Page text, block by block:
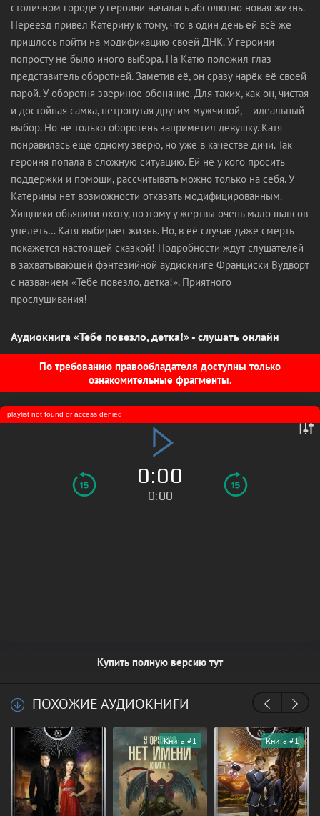
столичном городе у героини началась абсолютно новая жизнь.
Переезд привел Катерину к тому, что в один день ей всё же
пришлось пойти на модификацию своей ДНК. У героини
попросту не было иного выбора. На Катю положил глаз
представитель оборотней. Заметив её, он сразу нарёк её своей
парой. У оборотня звериное обоняние. Для таких, как он, чистая
и достойная самка, нетронутая другим мужчиной, – идеальный
выбор. Но не только оборотень заприметил девушку. Катя
понравилась еще одному зверю, но уже в качестве дичи. Так
героиня попала в сложную ситуацию. Ей не у кого просить
поддержки и помощи, рассчитывать можно только на себя. У
Катерины нет возможности отказать модифицированным.
Хищники объявили охоту, поэтому у жертвы очень мало шансов
уцелеть… Катя выбирает жизнь. Но, в её случае даже смерть
покажется настоящей сказкой! Подробности ждут слушателей
в захватывающей фэнтезийной аудиокниге Франциски Вудворт
с названием «Тебе повезло, детка!». Приятного
прослушивания!
Аудиокнига «Тебе повезло, детка!» - слушать онлайн
По требованию правообладателя доступны только
ознакомительные фрагменты.
0:00
0:00
playlist not found or access denied
Купить полную версию тут
ПОХОЖИЕ АУДИОКНИГИ
Книга #1 Книга #1